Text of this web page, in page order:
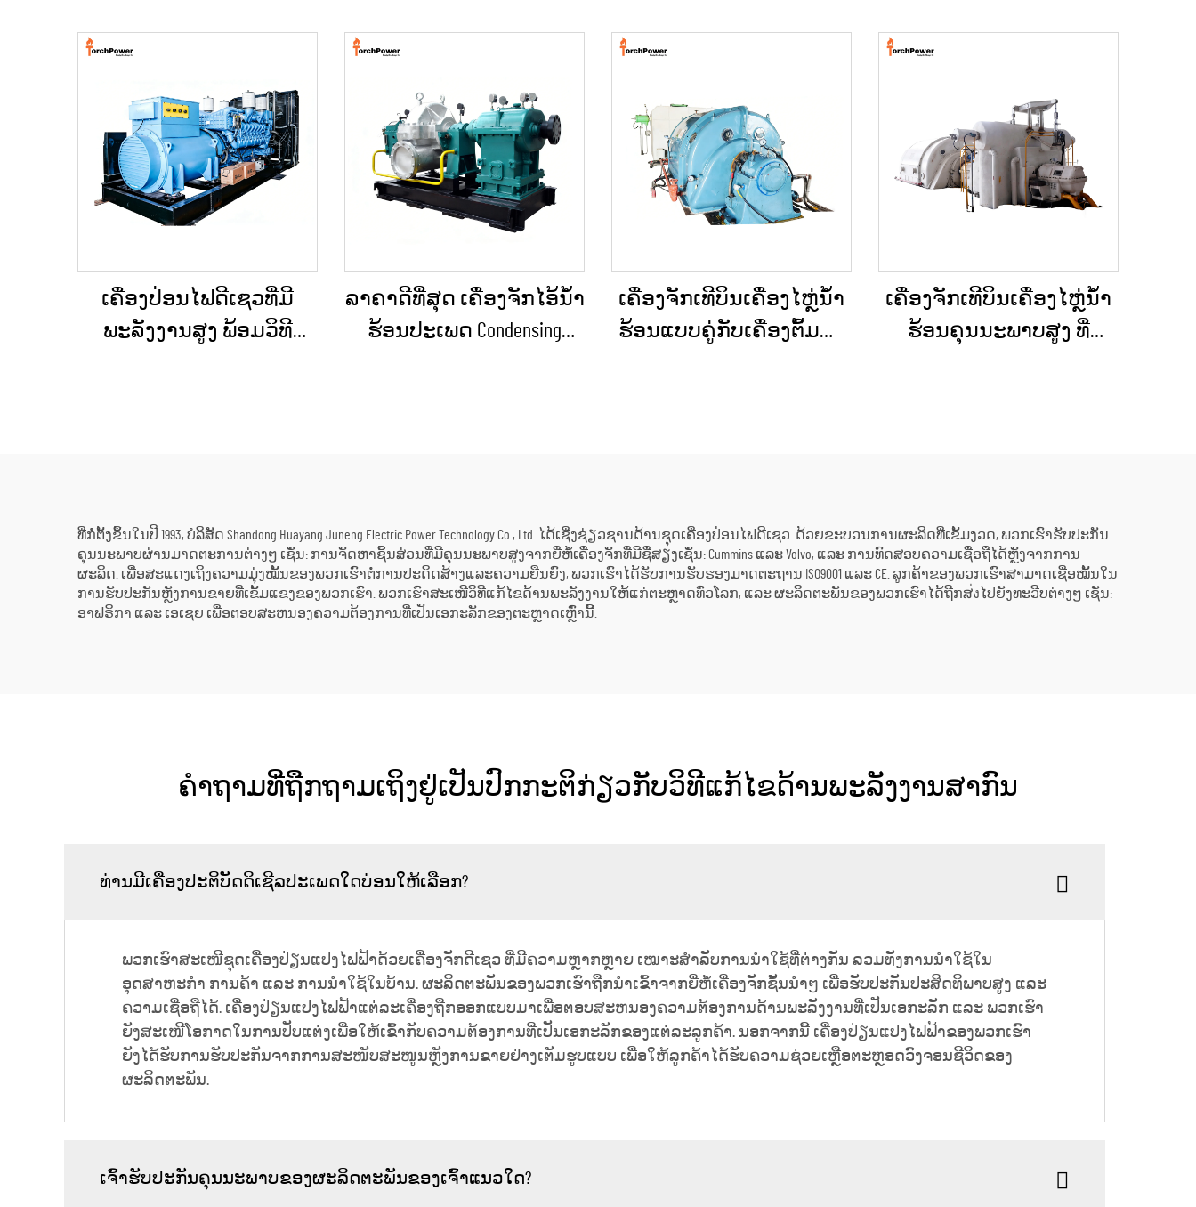
ເຄື່ອງປ່ອນໄຟດີເຊວທີ່ມີ
ພະລັງງານສູງ ພ້ອມວິທີ
ລາຄາດີທີ່ສຸດ ເຄື່ອງຈັກໄອ້ນ້ຳ
ຮ້ອນປະເພດ Condensing
ເຄື່ອງຈັກເທີບິນເຄື່ອງໄຫຼ່ນ້ຳ
ຮ້ອນແບບຄູ່ກັບເຄື່ອງຕົ້ມນ້ຳ
ເຄື່ອງຈັກເທີບິນເຄື່ອງໄຫຼ່ນ້ຳ
ຮ້ອນຄຸນນະພາບສູງ ທີ່
ກົດເຄື່ອງ
ທີ່ກໍ່ຕັ້ງຂຶ້ນໃນປີ 1993, ບໍລິສັດ Shandong Huayang Juneng Electric Power Technology Co., Ltd. ໄດ້ເຊີ່ງຊ່ຽວຊານດ້ານຊຸດເຄື່ອງປ່ອນໄຟດີເຊວ. ດ້ວຍຂະບວນການຜະລິດທີ່ເຂັ້ມງວດ, ພວກເຮົາຮັບປະກັນ
ຄຸນນະພາບຜ່ານມາດຕະການຕ່າງໆ ເຊັ່ນ: ການຈັດຫາຊິ້ນສ່ວນທີ່ມີຄຸນນະພາບສູງຈາກຍີ່ຫໍ້ເຄື່ອງຈັກທີ່ມີຊື່ສຽງເຊັ່ນ: Cummins ແລະ Volvo, ແລະ ການທົດສອບຄວາມເຊື່ອຖືໄດ້ຫຼັງຈາກການ
ຜະລິດ. ເພື່ອສະແດງເຖິງຄວາມມຸ່ງໝັ້ນຂອງພວກເຮົາຕໍ່ການປະດິດສ້າງແລະຄວາມຍືນຍົງ, ພວກເຮົາໄດ້ຮັບການຮັບຮອງມາດຕະຖານ ISO9001 ແລະ CE. ລູກຄ້າຂອງພວກເຮົາສາມາດເຊື່ອໝັ້ນໃນ
ການຮັບປະກັນຫຼັງການຂາຍທີ່ເຂັ້ມແຂງຂອງພວກເຮົາ. ພວກເຮົາສະເໜີວິທີແກ້ໄຂດ້ານພະລັງງານໃຫ້ແກ່ຕະຫຼາດທົ່ວໂລກ, ແລະ ຜະລິດຕະພັນຂອງພວກເຮົາໄດ້ຖືກສ่งໄປຍັງທະວີບຕ່າງໆ ເຊັ່ນ:
ອາຟຣິກາ ແລະ ເອເຊຍ ເພື່ອຕອບສະຫນອງຄວາມຕ້ອງການທີ່ເປັນເອກະລັກຂອງຕະຫຼາດເຫຼົ່ານີ້.
ຄຳຖາມທີ່ຖືກຖາມເຖິງຢູ່ເປັນປົກກະຕິກ່ຽວກັບວິທີແກ້ໄຂດ້ານພະລັງງານສາກົນ
ທ່ານມີເຄື່ອງປະຕິບັດດິເຊີລປະເພດໃດບ່ອນໃຫ້ເລືອກ?
ພວກເຮົາສະເໜີຊຸດເຄື່ອງປ່ຽນແປງໄຟຟ້າດ້ວຍເຄື່ອງຈັກດີເຊວ ທີ່ມີຄວາມຫຼາກຫຼາຍ ເໝາະສຳລັບການນຳໃຊ້ທີ່ຕ່າງກັນ ລວມທັງການນຳໃຊ້ໃນ
ອຸດສາຫະກຳ ການຄ້າ ແລະ ການນຳໃຊ້ໃນບ້ານ. ຜະລິດຕະພັນຂອງພວກເຮົາຖືກນຳເຂົ້າຈາກຍີ່ຫໍ້ເຄື່ອງຈັກຊັ້ນນຳໆ ເພື່ອຮັບປະກັນປະສິດທິພາບສູງ ແລະ
ຄວາມເຊື່ອຖືໄດ້. ເຄື່ອງປ່ຽນແປງໄຟຟ້າແຕ່ລະເຄື່ອງຖືກອອກແບບມາເພື່ອຕອບສະຫນອງຄວາມຕ້ອງການດ້ານພະລັງງານທີ່ເປັນເອກະລັກ ແລະ ພວກເຮົາ
ຍັງສະເໜີໂອກາດໃນການປັບແຕ່ງເພື່ອໃຫ້ເຂົ້າກັບຄວາມຕ້ອງການທີ່ເປັນເອກະລັກຂອງແຕ່ລະລູກຄ້າ. ນອກຈາກນີ້ ເຄື່ອງປ່ຽນແປງໄຟຟ້າຂອງພວກເຮົາ
ຍັງໄດ້ຮັບການຮັບປະກັນຈາກການສະໜັບສະໜູນຫຼັງການຂາຍຢ່າງເຕັມຮູບແບບ ເພື່ອໃຫ້ລູກຄ້າໄດ້ຮັບຄວາມຊ່ວຍເຫຼືອຕະຫຼອດວົງຈອນຊີວິດຂອງ
ຜະລິດຕະພັນ.
ເຈົ້າຮັບປະກັນຄຸນນະພາບຂອງຜະລິດຕະພັນຂອງເຈົ້າແນວໃດ?